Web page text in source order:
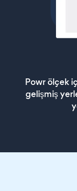
Powr ölçek
gelişmiş